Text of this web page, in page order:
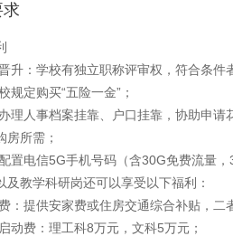
求
升：学校有独立职称评审权，符合条件
规定购买“五险一金”；
理人事档案挂靠、户口挂靠，协助申
房所需；
置电信5G手机号码（含30G免费流量
及教学科研岗还可以享受以下福利：
：提供安家费或住房交通综合补贴，二
动费：理工科8万元，文科5万元；